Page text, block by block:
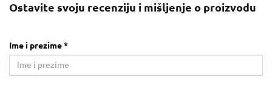
Ostavite svoju recenziju i mišljenje o proizvodu
Ime i prezime *